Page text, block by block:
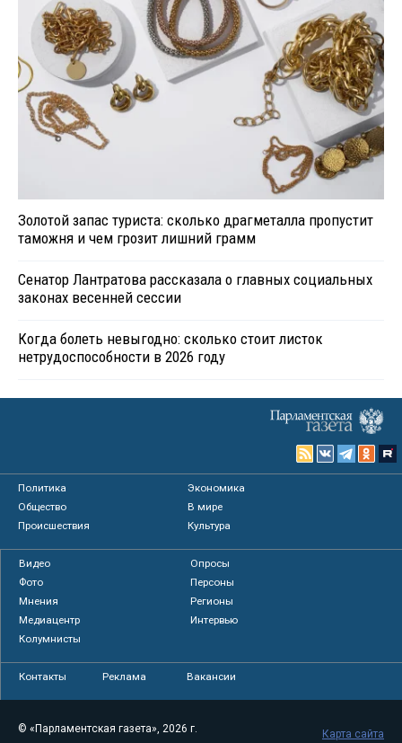
Золотой запас туриста: сколько драгметалла пропустит
таможня и чем грозит лишний грамм
Сенатор Лантратова рассказала о главных социальных
законах весенней сессии
Когда болеть невыгодно: сколько стоит листок
нетрудоспособности в 2026 году
Политика
Экономика
Общество
В мире
Происшествия
Культура
Видео
Опросы
Фото
Персоны
Мнения
Регионы
Медиацентр
Интервью
Колумнисты
Контакты Реклама Вакансии
© «Парламентская газета», 2026 г.
Карта сайта